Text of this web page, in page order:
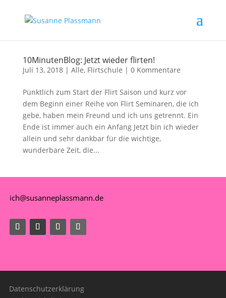
10MinutenBlog: Jetzt wieder flirten!
Juli 13, 2018| Alle, Flirtschule | 0 Kommentare
Pünktlich zum Start der Flirt Saison und kurz vor
dem Beginn einer Reihe von Flirt Seminaren, die ich
gebe, haben mein Freund und ich uns getrennt. Ein
Ende ist immer auch ein Anfang Jetzt bin ich wieder
allein und sehr dankbar für die wichtige,
wunderbare Zeit, die...
ich@susanneplassmann.de
Datenschutzerklärung